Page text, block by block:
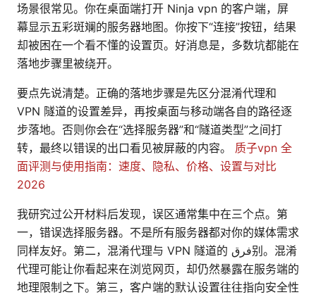
场景很常见。你在桌面端打开 Ninja vpn 的客户端，屏
幕显示五彩斑斓的服务器地图。你按下“连接”按钮，结果
却被困在一个看不懂的设置页。好消息是，多数坑都能在
落地步骤里被绕开。
要点先说清楚。正确的落地步骤是先区分混淆代理和
VPN 隧道的设置差异，再按桌面与移动端各自的路径逐
步落地。否则你会在“选择服务器”和“隧道类型”之间打
转，最终以错误的出口看见被屏蔽的内容。 质子vpn 全
面评测与使用指南：速度、隐私、价格、设置与对比
2026
我研究过公开材料后发现，误区通常集中在三个点。第
一，错误选择服务器。不是所有服务器都对你的媒体需求
同样友好。第二，混淆代理与 VPN 隧道的 فرق别。混淆
代理可能让你看起来在浏览网页，却仍然暴露在服务端的
地理限制之下。第三，客户端的默认设置往往指向安全性